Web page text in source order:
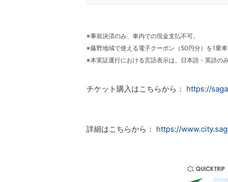
※事前決済のみ、車内での現金支払不可。
※藤野地域で使える電子クーポン（50円分）を1乗車
※本実証運行における言語表示は、日本語・英語の
チケット購入はこちらから： https://
詳細はこちらから： https://